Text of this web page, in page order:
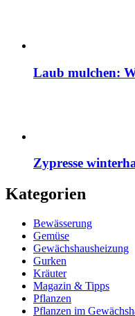
Laub mulchen:
Zypresse
Kategorien
Bewässerung
Gemüse
Gewächshausheizung
Gurken
Kräuter
Magazin & Tipps
Pflanzen
Pflanzen im